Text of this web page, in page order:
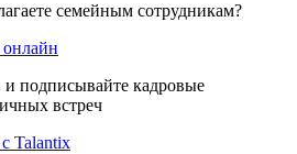
семейным сотрудникам?
и подписывайте кадровые
встреч
Talantix